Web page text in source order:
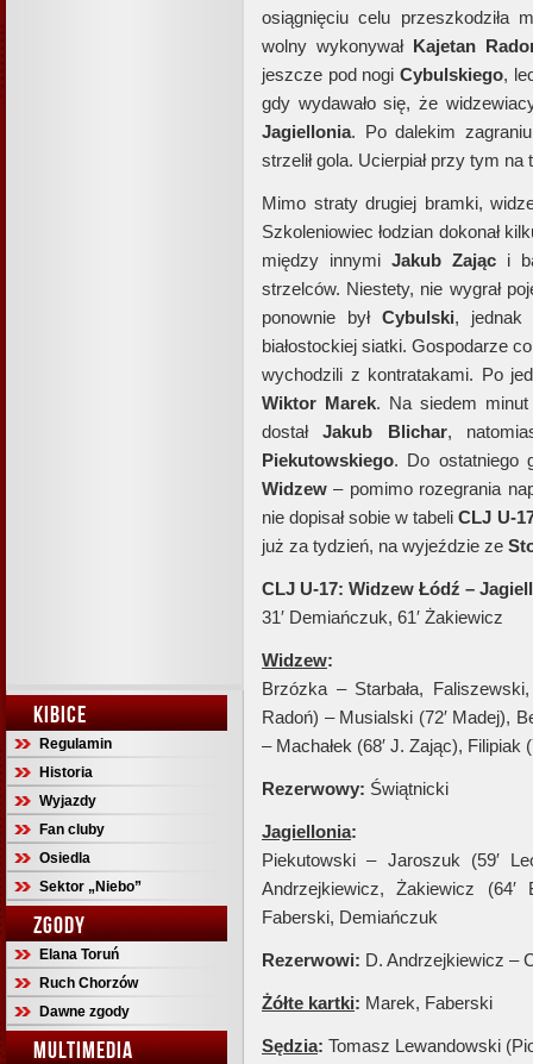
KIBICE
Regulamin
Historia
Wyjazdy
Fan cluby
Osiedla
Sektor „Niebo”
ZGODY
Elana Toruń
Ruch Chorzów
Dawne zgody
MULTIMEDIA
osiągnięciu celu przeszkodziła
wolny wykonywał Kajetan
jeszcze pod nogiCybulskiego,
gdy wydawało się, że
Jagiellonia. Po dalekim
strzelił gola. Ucierpiał przy tym
Mimo straty drugiej bramki,
Szkoleniowiec łodzian dokonał
między innymi Jakub Zając i
strzelców. Niestety, nie wygrał
ponownie byłCybulski, jednak
białostockiej siatki. Gospodarze
wychodzili z kontratakami. Po
Wiktor Marek. Na siedem
dostałJakub Blichar,
Piekutowskiego. Do ostatniego
Widzew– pomimo rozegrania
nie dopisał sobie w tabeliCLJ U-
już za tydzień, na wyjeździe ze
CLJ U-17: Widzew Łódź –
31′ Demiańczuk, 61′ Żakiewicz
Widzew:
Brzózka – Starbała,
Radoń) – Musialski (72′ Madej),
– Machałek (68′ J. Zając), Filipiak
Rezerwowy: Świątnicki
Jagiellonia:
Piekutowski – Jaroszuk (59′
Andrzejkiewicz, Żakiewicz
Faberski, Demiańczuk
Rezerwowi: D. Andrzejkiewicz –
Żółte kartki: Marek, Faberski
Sędzia: Tomasz Lewandowski